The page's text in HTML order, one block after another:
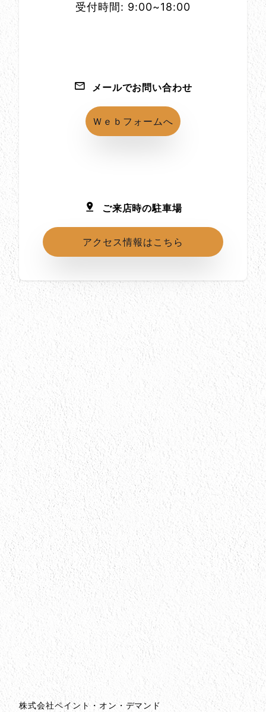
受付時間: 9:00~18:00
メールでお問い合わせ
Ｗｅｂフォームへ
ご来店時の駐車場
アクセス情報はこちら
所在地
会社情報とサイトマップ
会社情報
株式会社ペイント・オン・デマンド